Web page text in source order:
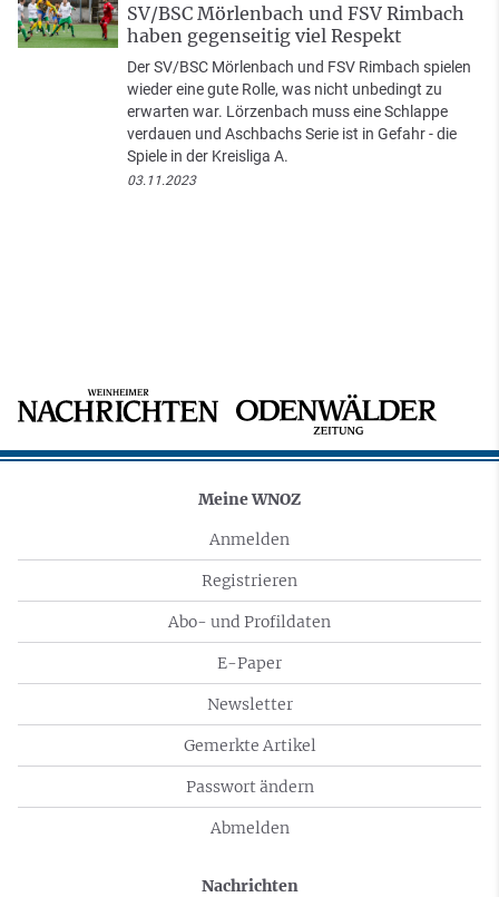
SV/BSC Mörlenbach und FSV Rimbach
haben gegenseitig viel Respekt
Der SV/BSC Mörlenbach und FSV Rimbach spielen
wieder eine gute Rolle, was nicht unbedingt zu
erwarten war. Lörzenbach muss eine Schlappe
verdauen und Aschbachs Serie ist in Gefahr - die
Spiele in der Kreisliga A.
03.11.2023
Meine WNOZ
Anmelden
Registrieren
Abo- und Profildaten
E-Paper
Newsletter
Gemerkte Artikel
Passwort ändern
Abmelden
Nachrichten